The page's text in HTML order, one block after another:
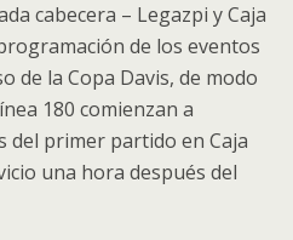
cabecera – Legazpi y Caja
de los eventos
de la Copa Davis, de modo
180 comienzan a
primer partido en Caja
una hora después del